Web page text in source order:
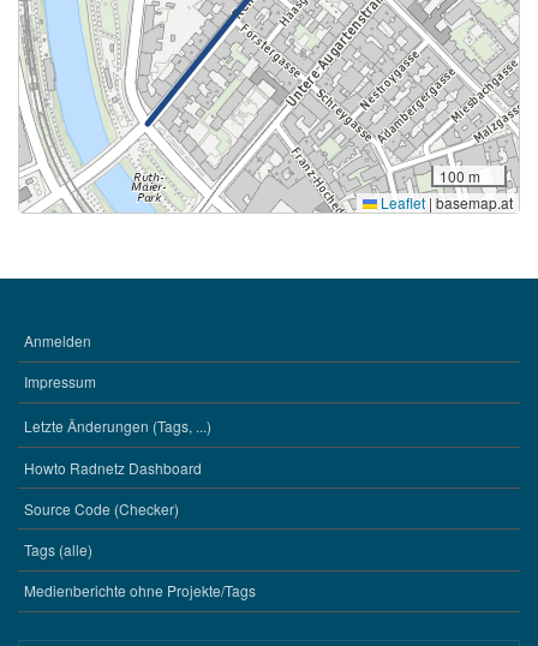
100 m
Leaflet | basemap.at
BENUTZERMENÜ
Anmelden
Impressum
WERKZEUGE
Letzte Änderungen (Tags, ...)
Howto Radnetz Dashboard
Source Code (Checker)
Tags (alle)
Medienberichte ohne Projekte/Tags